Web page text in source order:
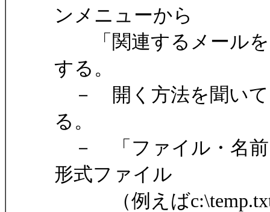
ンメニューから
「関連するメールを
する。
－ 開く方法を聞いて
る。
－ 「ファイル・名前
形式ファイル
（例えばc:\temp.txt